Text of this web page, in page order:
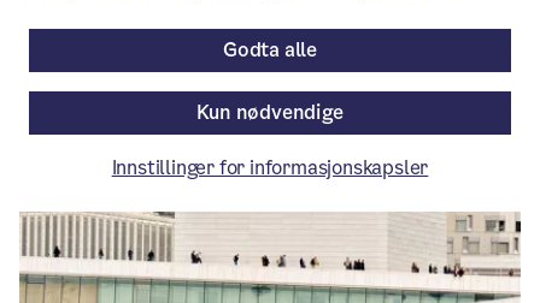
Av Plan- og bygningsetaten
Kun nødvendige
Godta alle
Innstillinger for informasjonskapsler